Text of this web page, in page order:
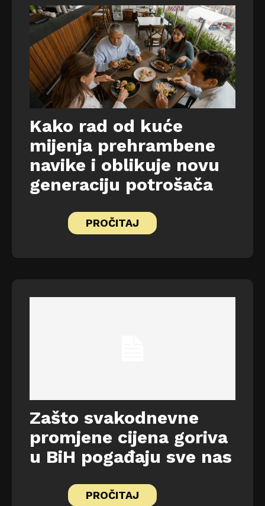
Kako rad od kuće
mijenja prehrambene
navike i oblikuje novu
generaciju potrošača
PROČITAJ
Zašto svakodnevne
promjene cijena goriva
u BiH pogađaju sve nas
PROČITAJ